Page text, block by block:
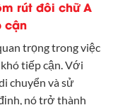
rút đôi chữ A
cận
trọng trong việc
tiếp cận. Với
chuyển và sử
nó trở thành